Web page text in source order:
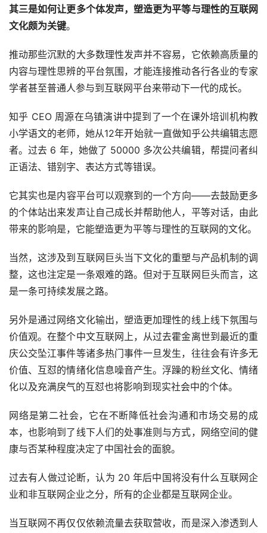
其三是如何让更多个体发声，塑造更为平等与理性的互联网
文化颇为关键。
推动那些沉默的大多数理性发声并不容易，它依赖高质量的
内容与理性思辨的平台氛围，才能连接推动各行各业的专家
学者甚至普通人参与到互联网平台来带动下一代的成长。
知乎 CEO 周源在乌镇演讲中提到了一个在课外培训机构教
小学语文的老师，她从12年开始就一直做知乎公共编辑志愿
者。过去 6 年，她做了 50000 多次公共编辑，帮提问者纠
正语法、错别字、表达方式等错误。
它其实也是内容平台可以观察到的一个方向——去鼓励更多
的个体站出来发声让自己成长并帮助他人，平等对话，由此
带来的影响是，它能塑造更为平等与理性的互联网的文化。
当然，这涉及到互联网巨头当下文化的重塑与产品机制的调
整，这也注定是一条艰难的路。但对于互联网巨头而言，这
是一条可持续发展之路。
另外是通过网络文化输出，塑造更加理性的线上线下氛围与
价值观。在整个中文互联网上，从过去霍金离世到最近的重
庆公交坠江事件等诸多热门事件一旦发生，往往会有许多无
价值、互怼的情绪化信息噪音产生。浮躁的粉丝文化、情绪
化以及充满戾气的互怼也将影响到现实社会中的个体。
网络是第二社会，它在不断降低社会沟通和市场交易的成
本，也影响到了线下人们的处事准则与方式，网络空间的健
康与否某种程度决定了中国社会的面貌。
过去有人做过论断，认为 20 年后中国将没有什么互联网企
业和非互联网企业之分，所有的企业都是互联网企业。
当互联网不再仅仅依赖流量去获取营收，而是深入渗透到人